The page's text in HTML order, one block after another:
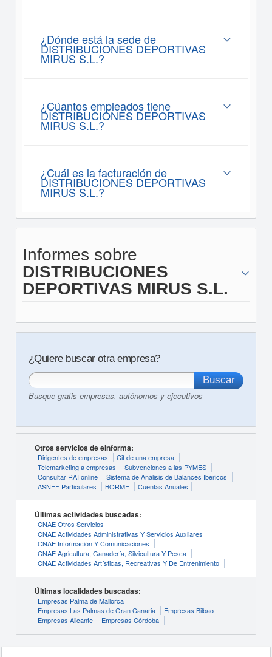
¿Dónde está la sede de
DISTRIBUCIONES DEPORTIVAS
MIRUS S.L.?
¿Cúantos empleados tiene
DISTRIBUCIONES DEPORTIVAS
MIRUS S.L.?
¿Cuál es la facturación de
DISTRIBUCIONES DEPORTIVAS
MIRUS S.L.?
Informes sobre
DISTRIBUCIONES
DEPORTIVAS MIRUS S.L.
¿Quiere buscar otra empresa?
Busque gratis empresas, autónomos y ejecutivos
Otros servicios de eInforma:
Dirigentes de empresas
Cif de una empresa
Telemarketing a empresas
Subvenciones a las PYMES
Consultar RAI online
Sistema de Análisis de Balances Ibéricos
ASNEF Particulares
BORME Cuentas Anuales
Últimas actividades buscadas:
CNAE Otros Servicios
CNAE Actividades Administrativas Y Servicios Auxliares
CNAE Información Y Comunicaciones
CNAE Agricultura, Ganadería, Silvicultura Y Pesca
CNAE Actividades Artísticas, Recreativas Y De Entrenimiento
Últimas localidades buscadas:
Empresas Palma de Mallorca
Empresas Las Palmas de Gran Canaria
Empresas Bilbao
Empresas Alicante
Empresas Córdoba